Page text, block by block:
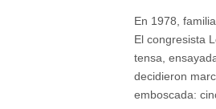
En 1978,
El congresista
tensa,
decidieron
emboscada: